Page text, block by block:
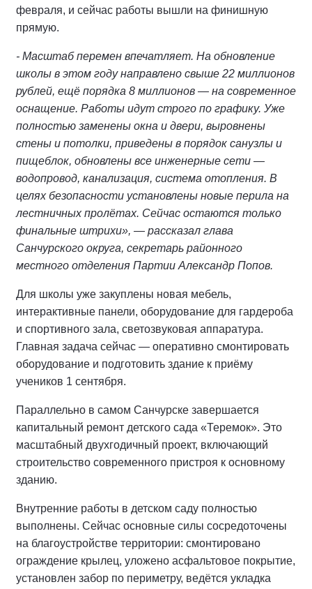
февраля, и сейчас работы вышли на финишную
прямую.
- Масштаб перемен впечатляет. На обновление
школы в этом году направлено свыше 22 миллионов
рублей, ещё порядка 8 миллионов — на современное
оснащение. Работы идут строго по графику. Уже
полностью заменены окна и двери, выровнены
стены и потолки, приведены в порядок санузлы и
пищеблок, обновлены все инженерные сети —
водопровод, канализация, система отопления. В
целях безопасности установлены новые перила на
лестничных пролётах. Сейчас остаются только
финальные штрихи», — рассказал глава
Санчурского округа, секретарь районного
местного отделения Партии Александр Попов.
Для школы уже закуплены новая мебель,
интерактивные панели, оборудование для гардероба
и спортивного зала, светозвуковая аппаратура.
Главная задача сейчас — оперативно смонтировать
оборудование и подготовить здание к приёму
учеников 1 сентября.
Параллельно в самом Санчурске завершается
капитальный ремонт детского сада «Теремок». Это
масштабный двухгодичный проект, включающий
строительство современного пристроя к основному
зданию.
Внутренние работы в детском саду полностью
выполнены. Сейчас основные силы сосредоточены
на благоустройстве территории: смонтировано
ограждение крылец, уложено асфальтовое покрытие,
установлен забор по периметру, ведётся укладка